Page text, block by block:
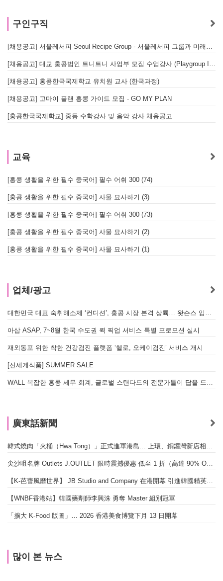
구인구직
[채용공고] 서울레서피 Seoul Recipe Group - 서울레서피 그룹과 미래를 함께할 유능한 인재를 모십니다
[채용공고] 대교 홍콩법인 트니트니 사업부 모집 수업강사 (Playgroup Instructor)
[채용공고] 홍콩한국국제학교 유치원 교사 (한국과정)
[채용공고] 고마이 플랜 홍콩 가이드 모집 - GO MY PLAN
[홍콩한국국제학교] 중등 수학강사 및 음악 강사 채용공고
교육
[홍콩 생활을 위한 필수 중국어] 필수 어휘 300 (74)
[홍콩 생활을 위한 필수 중국어] 사물 묘사하기 (3)
[홍콩 생활을 위한 필수 중국어] 필수 어휘 300 (73)
[홍콩 생활을 위한 필수 중국어] 사물 묘사하기 (2)
[홍콩 생활을 위한 필수 중국어] 사물 묘사하기 (1)
업체/광고
대한민국 대표 숙취해소제 ‘컨디션’, 홍콩 시장 본격 상륙… 왓슨스 입점 기념 할인 행사 진행
아삽 ASAP, 7~8월 한국 수도권 퀵 픽업 서비스 특별 프로모션 실시
재외동포 위한 착한 건강검진 플랫폼 ‘헬로, 오케이검진’ 서비스 개시
[신세계식품] SUMMER SALE
WALL 복잡한 홍콩 세무 회계, 글로벌 스탠다드의 전문가들이 답을 드립니다! - 법인설립, 회계, 감사
廣東話新聞
韓式燒肉「火桶（Hwa Tong）」正式進軍港島… 上環、銅鑼灣新店相繼開幕
尖沙咀名牌 Outlets J.OUTLET 限時震撼優惠 低至 1 折（高達 90% OFF）
【K-芭蕾風靡世界】 JB Studio and Company 在港開幕 引進韓國精英芭蕾教育系統
【WNBF香港站】韓國藥劑師李興洙 勇奪 Master 組別冠軍
「擴大 K-Food 版圖」… 2026 香港美食博覽下月 13 日開幕
많이 본 뉴스